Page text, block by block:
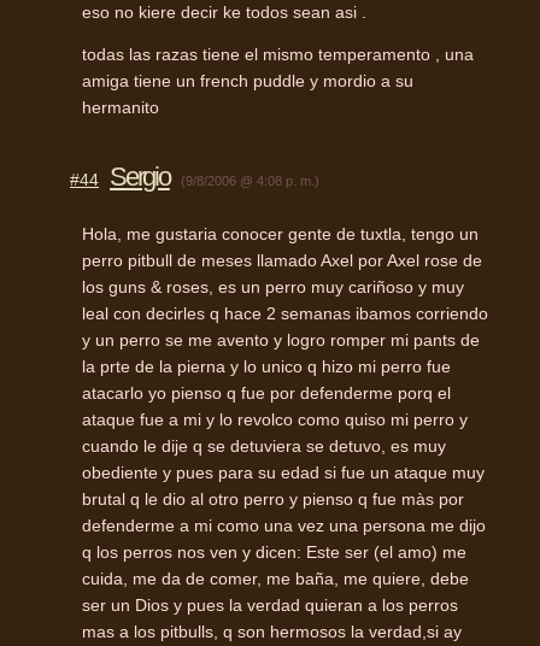
eso no kiere decir ke todos sean asi .
todas las razas tiene el mismo temperamento , una
amiga tiene un french puddle y mordio a su
hermanito
#44 Sergio (9/8/2006 @ 4:08 p. m.)
Hola, me gustaria conocer gente de tuxtla, tengo un
perro pitbull de meses llamado Axel por Axel rose de
los guns & roses, es un perro muy cariñoso y muy
leal con decirles q hace 2 semanas ibamos corriendo
y un perro se me avento y logro romper mi pants de
la prte de la pierna y lo unico q hizo mi perro fue
atacarlo yo pienso q fue por defenderme porq el
ataque fue a mi y lo revolco como quiso mi perro y
cuando le dije q se detuviera se detuvo, es muy
obediente y pues para su edad si fue un ataque muy
brutal q le dio al otro perro y pienso q fue màs por
defenderme a mi como una vez una persona me dijo
q los perros nos ven y dicen: Este ser (el amo) me
cuida, me da de comer, me baña, me quiere, debe
ser un Dios y pues la verdad quieran a los perros
mas a los pitbulls, q son hermosos la verdad,si ay